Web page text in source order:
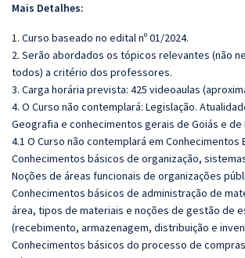
Mais Detalhes:
1. Curso baseado no edital nº 01/2024.
2. Serão abordados os tópicos relevantes (não
todos) a critério dos professores.
3. Carga horária prevista: 425 videoaulas
4. O Curso não contemplará: Legislação.
Geografia e conhecimentos gerais de Goiás e de
4.1 O Curso não contemplará em Conhecimentos
Conhecimentos básicos de organização,
Noções de áreas funcionais de organizações
Conhecimentos básicos de administração de
área, tipos de materiais e noções de gestão de
(recebimento, armazenagem, distribuição e
Conhecimentos básicos do processo de